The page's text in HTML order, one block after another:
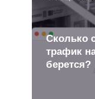
Сколько
трафик
берется?